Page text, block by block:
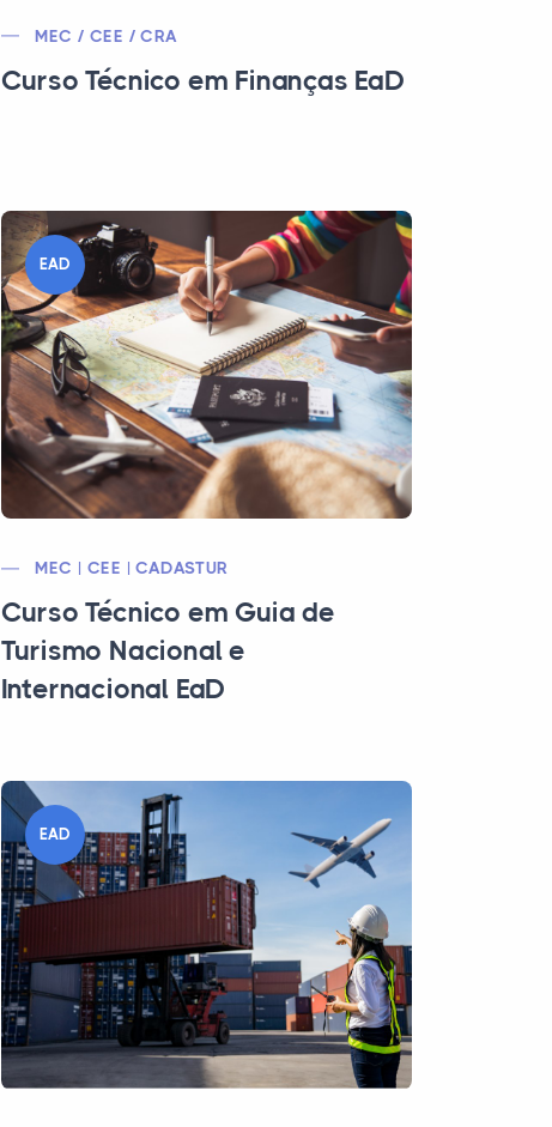
MEC / CEE / CRA
Curso Técnico em Finanças EaD
EAD
MEC | CEE | CADASTUR
Curso Técnico em Guia de
Turismo Nacional e
Internacional EaD
EAD